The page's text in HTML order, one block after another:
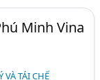
Minh Vina
TÁI CHẾ